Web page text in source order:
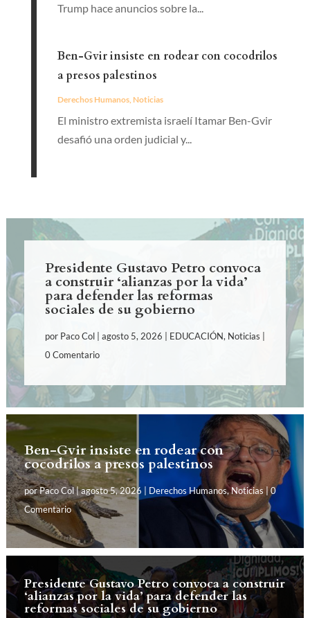
Trump hace anuncios sobre la...
Ben-Gvir insiste en rodear con cocodrilos
a presos palestinos
Derechos Humanos, Noticias
El ministro extremista israelí Itamar Ben-Gvir
desafió una orden judicial y...
Presidente Gustavo Petro convoca
a construir ‘alianzas por la vida’
para defender las reformas
sociales de su gobierno
por Paco Col agosto 5, 2026 EDUCACIÓN, Noticias
0 Comentario
Ben-Gvir insiste en rodear con
cocodrilos a presos palestinos
porPaco Col|agosto 5, 2026 Derechos Humanos,Noticias| 0
Comentario
Presidente Gustavo Petro convoca a construir
‘alianzas por la vida’ para defender las
reformas sociales de su gobierno